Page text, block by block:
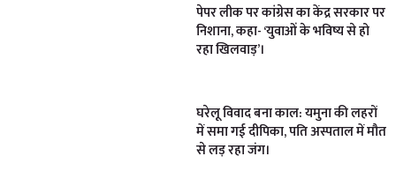
पेपर लीक पर कांग्रेस का केंद्र सरकार पर
निशाना, कहा- ‘युवाओं के भविष्य से हो
रहा खिलवाड़’।
घरेलू विवाद बना काल: यमुना की लहरों
में समा गई दीपिका, पति अस्पताल में मौत
से लड़ रहा जंग।